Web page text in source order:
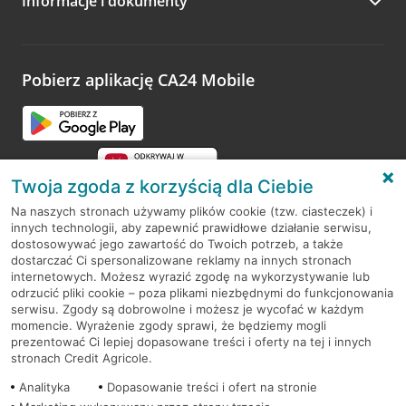
Zachęcamy do podzielenia się z nami opinią o wizycie.
opinie.
Pobierz aplikację CA24 Mobile
RODO
Regulamin serwisu
Mapa serwisu
PolitykaCookies
Twoja zgoda z korzyścią dla Ciebie
Na naszych stronach używamy plików cookie (tzw. ciasteczek) i
innych technologii, aby zapewnić prawidłowe działanie serwisu,
dostosowywać jego zawartość do Twoich potrzeb, a także
dostarczać Ci spersonalizowane reklamy na innych stronach
internetowych. Możesz wyrazić zgodę na wykorzystywanie lub
odrzucić pliki cookie – poza plikami niezbędnymi do funkcjonowania
serwisu. Zgody są dobrowolne i możesz je wycofać w każdym
momencie. Wyrażenie zgody sprawi, że będziemy mogli
prezentować Ci lepiej dopasowane treści i oferty na tej i innych
stronach Credit Agricole.
Analityka
Dopasowanie treści i ofert na stronie